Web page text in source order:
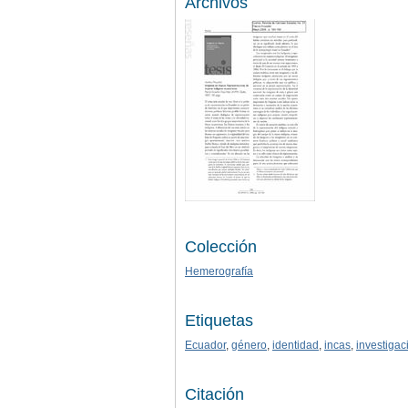
Colección
Hemerografía
Etiquetas
Ecuador, género identidad incas
Citación